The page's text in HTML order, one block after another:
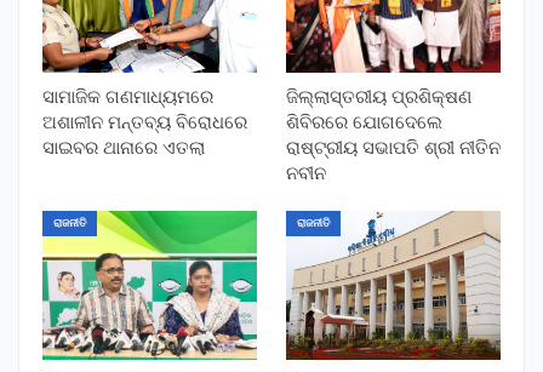
ସାମାଜିକ ଗଣମାଧ୍ୟମରେ
ଅଶାଳୀନ ମନ୍ତବ୍ୟ ବିରୋଧରେ
ସାଇବର ଥାନାରେ ଏତଲା
ଜିଲ୍ଲାସ୍ତରୀୟ ପ୍ରଶିକ୍ଷଣ
ଶିବିରରେ ଯୋଗଦେଲେ
ରାଷ୍ଟ୍ରୀୟ ସଭାପତି ଶ୍ରୀ ନୀତିନ
ନବୀନ
ରାଜନୀତି ରାଜନୀତି